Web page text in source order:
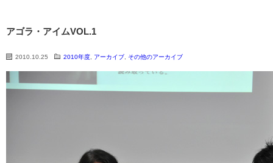
アゴラ・アイムVOL.1
2010.10.25 2010年度 アーカイブ その他のアーカイブ